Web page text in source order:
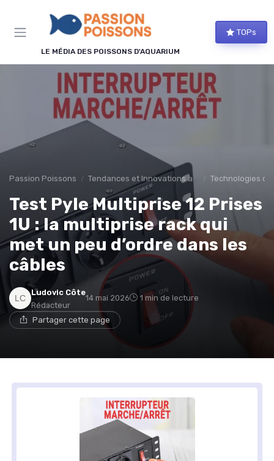
LE MÉDIA DES POISSONS D'AQUARIUM
TOPs
Passion Poissons Tendances et Innovations aquariophilie Technologies
Test Pyle Multiprise 12 Prises
1U : la multiprise rack qui
met un peu d’ordre dans les
câbles
Ludovic Côte
Rédacteur
14 mai 2026 1 min de lecture
Partager cette page